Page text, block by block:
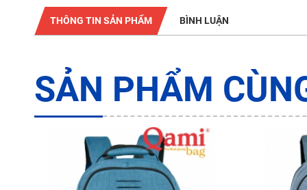
THÔNG TIN SẢN PHẨM BÌNH LUẬN
SẢN PHẨM